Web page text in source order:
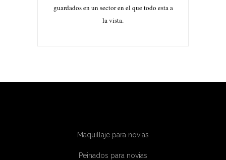
guardados en un sector en el que todo esta a
la vista.
Maquillaje para novias
Peinados para novias